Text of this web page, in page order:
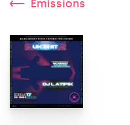
Émissions